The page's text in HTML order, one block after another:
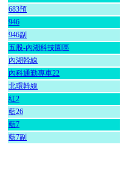
683預
946
946副
五股-內湖科技園區
內湖幹線
內科通勤專車22
北環幹線
紅2
藍26
藍7
藍7副